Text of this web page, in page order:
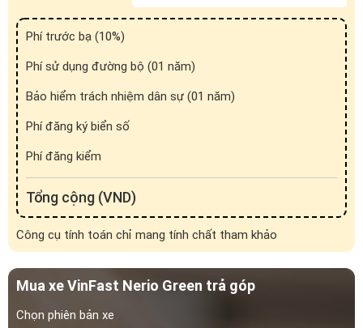
Nội thất
cùng khoang chứa đồ lớn, phù hợp với phân khúc dịch vụ cao
hướng đến những khách hàng đề cao trải nghiệm ở hàng ghế
sau, cùng các tính năng thông minh và công nghệ an toàn hiện
đại.
Phí trước bạ (10%)
Phí sử dụng đường bộ (01 năm)
Bảo hiểm trách nhiệm dân sự (01 năm)
Phí đăng ký biển số
Phí đăng kiểm
Tổng cộng (VND)
Công cụ tính toán chỉ mang tính chất tham khảo
Mua xe VinFast Nerio Green trả góp
Chọn phiên bản xe